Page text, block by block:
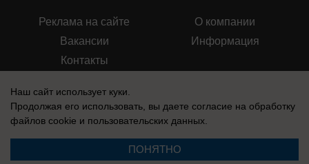
Реклама на сайте
Вакансии
Контакты
О компании
Информация
Федеральной службой по надзору в сфере связи, информационных
технологий и массовых коммуникаций (Роскомнадзор) 19 июля 2019 г.
Наш сайт использует куки.
Продолжая его использовать, вы даете согласие на обработку
файлов cookie и пользовательских данных.
ПОНЯТНО